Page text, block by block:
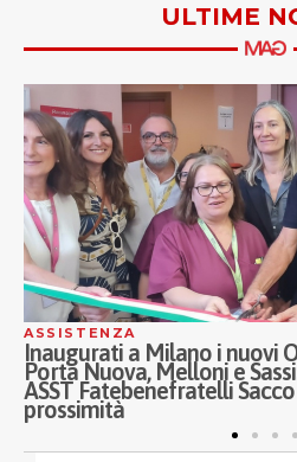
ULTIME
ASSISTENZA
Inaugurati a Milano i nuovi
Porta Nuova, Melloni e
ASST Fatebenefratelli
prossimità